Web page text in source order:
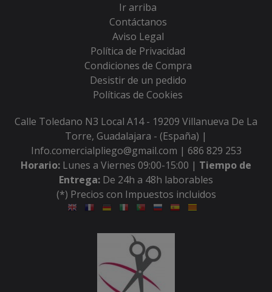
Ir arriba
Contáctanos
Aviso Legal
Política de Privacidad
Condiciones de Compra
Desistir de un pedido
Políticas de Cookies
Calle Toledano N3 Local A14 - 19209 Villanueva De La
Torre, Guadalajara - (España) |
Info.comercialpliego@gmail.com | 686 829 253
Horario: Lunes a Viernes 09:00-15:00 | Tiempo de
Entrega: De 24h a 48h laborables
(*) Precios con Impuestos incluidos